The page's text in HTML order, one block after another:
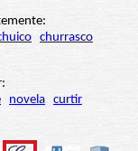
churrasco
novela curtir